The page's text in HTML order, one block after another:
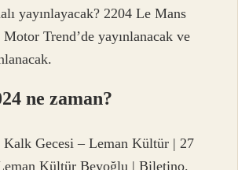
yayınlayacak? 2204 Le Mans
Motor Trend’de yayınlanacak ve
ne zaman?
Kalk Gecesi – Leman Kültür | 27
Kültür Beyoğlu | Biletino.